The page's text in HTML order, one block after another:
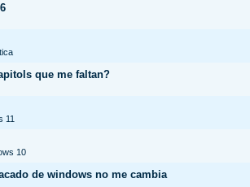
que me faltan?
11
10
de windows no me cambia